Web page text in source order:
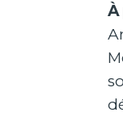
À